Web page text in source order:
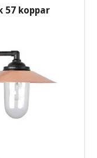
57 koppar